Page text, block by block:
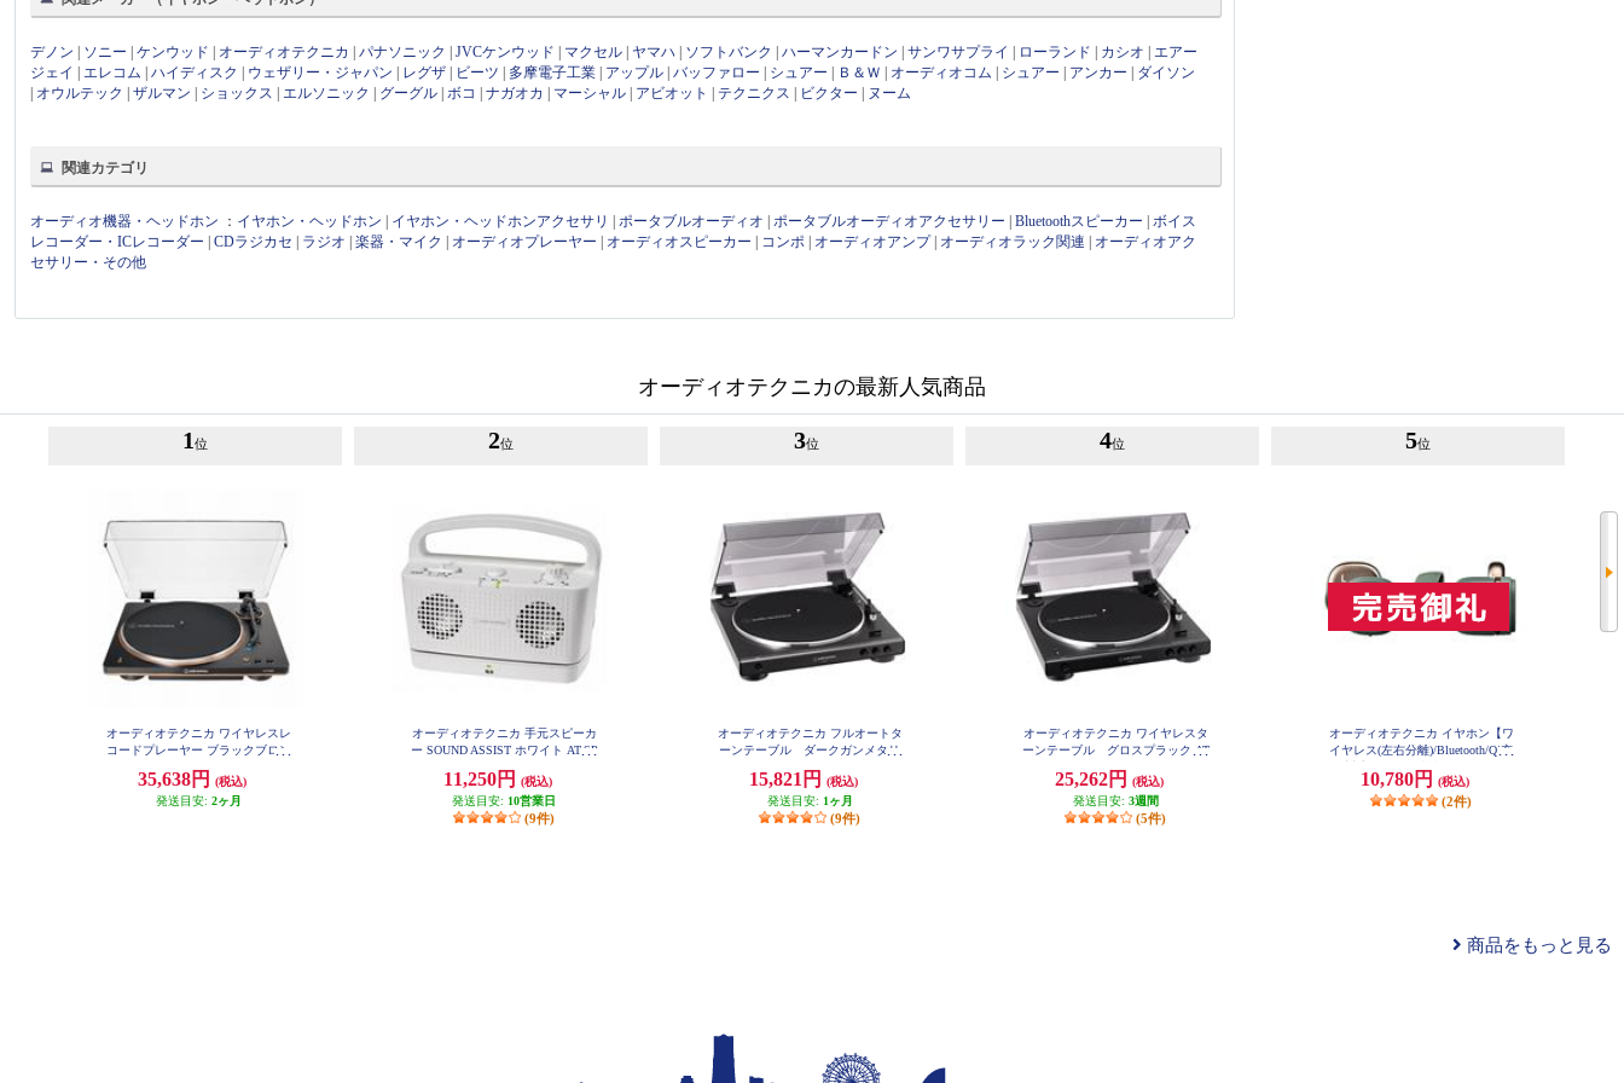
デノン ソニー |ケンウッド オーディオテクニカ |パナソニック |JVCケンウッド マクセル ヤマハ ソフトバンク |ハーマンカードン |サンワサプライ ローランド カシオ
エアー
ジェイ
エレコム |ハイディスク ウェザリー・ジャパン レグザ ビーツ 多摩電子工業 アップル |バッファロー シュアー Ｂ＆Ｗ オーディオコム シュアー アンカー
ダイソン
オウルテック |ザルマン ショックス エルソニック グーグル |ボコ |ナガオカ マーシャル アビオット テクニクス ビクター ヌーム
関連カテゴリ
オーディオ機器・ヘッドホン ： イヤホン・ヘッドホン イヤホン・ヘッドホンアクセサリ |ポータブルオーディオ |ポータブルオーディオアクセサリー |Bluetoothスピーカー |ボイス
レコーダー・ICレコーダー |CDラジカセ ラジオ |楽器・マイク オーディオプレーヤー オーディオスピーカー コンポ オーディオアンプ| オーディオラック関連
オーディオアク
セサリー・その他
オーディオテクニカの最新人気商品
1 位
オーディオテクニカ ワイヤレスレ
コードプレーヤー ブラックブロン
35,638円
(税込)
発送目安: 2ヶ月
2位
オーディオテクニカ 手元スピーカ
ー SOUND ASSIST ホワイト AT-SP
11,250円
(税込)
発送目安: 10営業日
(9件)
3位
オーディオテクニカ フルオートタ
ーンテーブル ダークガンメタリ
15,821円
(税込)
発送目安: 1ヶ月
(9件)
4位
オーディオテクニカ ワイヤレスタ
ーンテーブル グロスプラック AT
25,262円
(税込)
発送目安: 3週間
(5件)
5位
オーディオテクニカ イヤホン【ワ
イヤレス(左右分離)/Bluetooth/Qi充
ント/IPX5/グリーン】 ATH-SQ1TW
2-GR
10,780円 (税込)
(2件)
商品をもっと見る